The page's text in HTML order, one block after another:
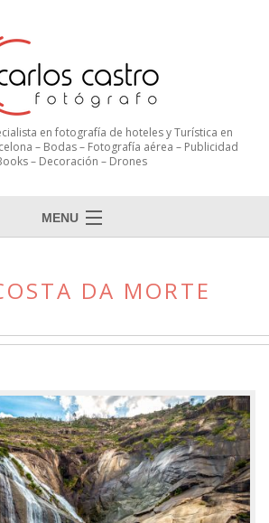
en fotografía de hoteles y Turística en
– Bodas – Fotografía aérea – Publicidad
– Decoración – Drones
MENU
DA MORTE